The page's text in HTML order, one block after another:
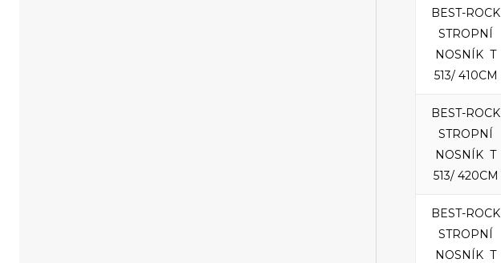
BEST-ROCK
STROPNÍ
NOSNÍK T
513/ 410CM
BEST-ROCK
STROPNÍ
NOSNÍK T
513/ 420CM
BEST-ROCK
STROPNÍ
NOSNÍK T